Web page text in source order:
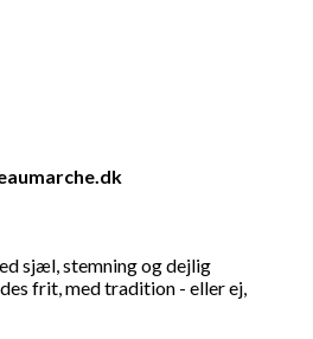
sjæl, stemning og dejlig
frit, med tradition - eller ej,